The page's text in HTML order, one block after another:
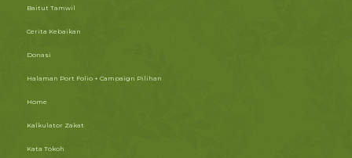
Baitut Tamwil
Cerita Kebaikan
Donasi
Halaman Port Folio + Campaign Pilihan
Home
Kalkulator Zakat
Kata Tokoh